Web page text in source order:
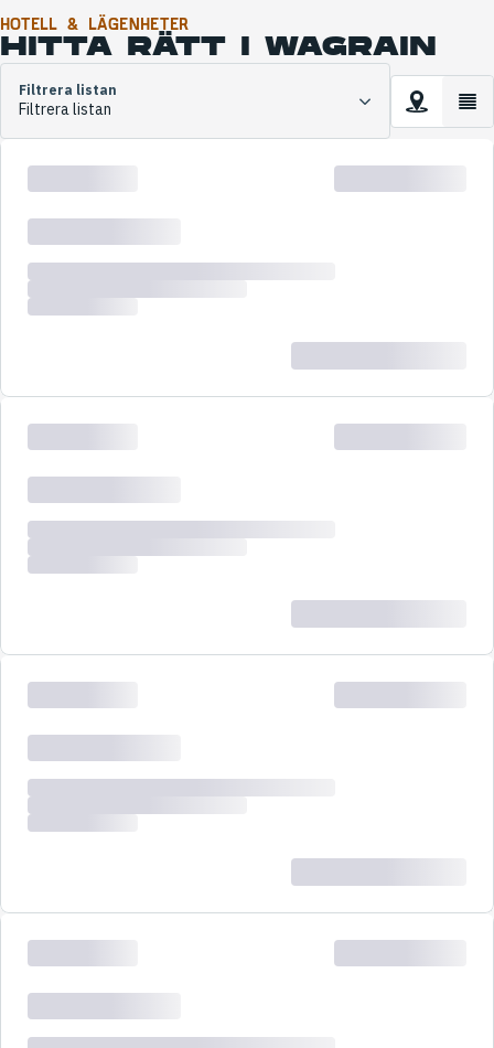
HOTELL & LÄGENHETER
HITTA RÄTT I WAGRAIN
Filtrera listan
Filtrera listan